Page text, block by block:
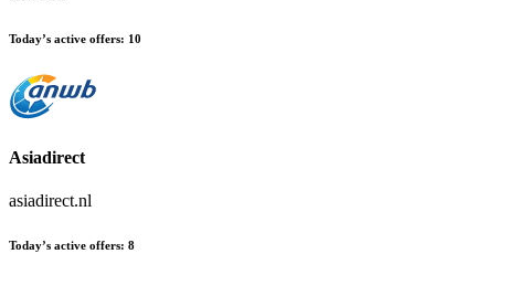
Today’s active offers: 10
Asiadirect
asiadirect.nl
Today’s active offers: 8